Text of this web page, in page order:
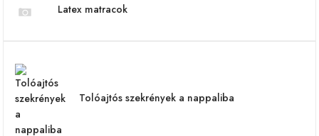
Latex matracok
Tolóajtós szekrények a nappaliba